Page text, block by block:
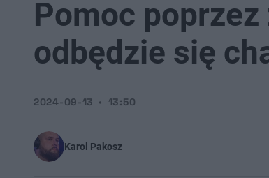
Pomoc poprzez
odbędzie się
Karol Pakosz
2024-09-13 13:50